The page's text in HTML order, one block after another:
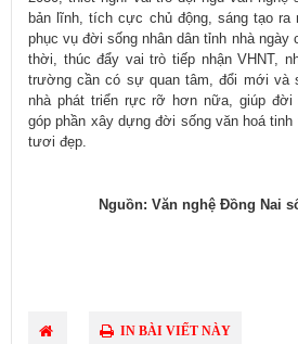
bản lĩnh, tích cực chủ động, sáng tạo ra
phục vụ đời sống nhân dân tỉnh nhà ngày
thời, thúc đẩy vai trò tiếp nhận VHNT,
trường cần có sự quan tâm, đổi mới và
nhà phát triển rực rỡ hơn nữa, giúp đời
góp phần xây dựng đời sống văn hoá
tươi đẹp.
Nguồn: Văn nghệ Đồng Nai
IN BÀI VIẾT NÀY